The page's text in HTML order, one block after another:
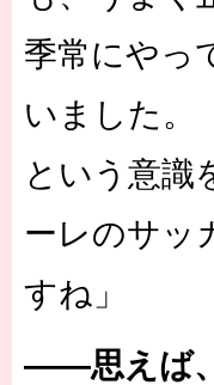
季常にやっ
いました。
という意識
ーレのサッ
すね」
――思えば